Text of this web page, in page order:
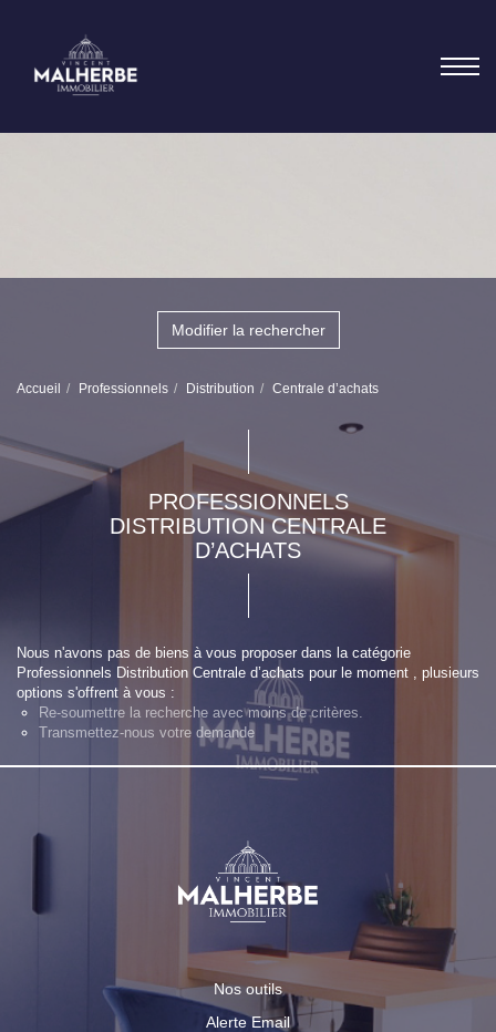
Modifier la rechercher
Accueil Professionnels Distribution Centrale d’achats
PROFESSIONNELS
DISTRIBUTION CENTRALE
D’ACHATS
Nous n'avons pas de biens à vous proposer dans la catégorie
Professionnels Distribution Centrale d’achats pour le moment , plusieurs
options s'offrent à vous :
Re-soumettre la recherche avec moins de critères.
Transmettez-nous votre demande
Nos outils
Alerte Email